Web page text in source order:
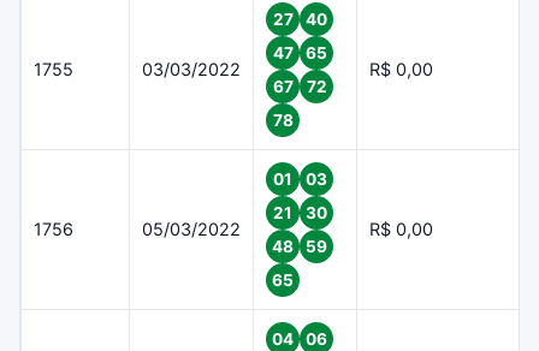
1755 03/03/2022
27
40
47
65
67
72
78
R$ 0,00
1756 05/03/2022
01
03
21
30
48
59
65
R$ 0,00
04
06